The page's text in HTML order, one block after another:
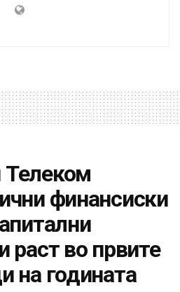
финансиски
раст во првите
на годината